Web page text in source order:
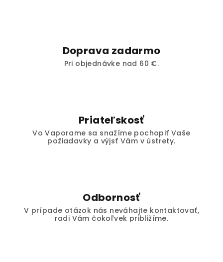
Doprava zadarmo
Pri objednávke nad 60 €.
Priateľskosť
Vo Vaporame sa snažíme pochopiť Vaše
požiadavky a výjsť Vám v ústrety.
Odbornosť
V prípade otázok nás neváhajte kontaktovať,
radi Vám čokoľvek približíme.